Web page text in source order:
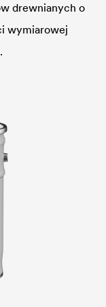
drewnianych o
wymiarowej